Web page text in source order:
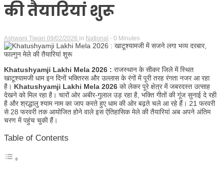
News
की तैयारियां शुरू
Ashwani Tiwari 09/02/2026 in National - 0 Minutes
Khatushyamji Lakhi Mela 2026 : राजस्थान के सीकर जिले में स्थित
खाटूश्यामजी धाम इन दिनों भक्तिरस और उल्लास के रंगों में पूरी तरह रंगता नजर आ रहा
है। Khatushyamji Lakhi Mela 2026 को लेकर पूरे क्षेत्र में जबरदस्त उत्साह
देखने को मिल रहा है। चारों ओर अबीर-गुलाल उड़ रहा है, भक्ति गीतों की गूंज सुनाई दे रही
है और श्रद्धालु श्याम नाम का जाप करते हुए धाम की ओर बढ़ते चले आ रहे हैं। 21 फरवरी
से 28 फरवरी तक आयोजित होने वाले इस ऐतिहासिक मेले की तैयारियां अब अपने अंतिम
चरण में पहुंच चुकी हैं।
Table of Contents